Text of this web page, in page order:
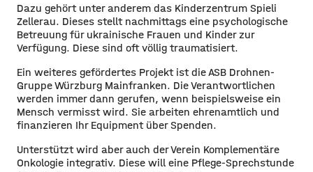
Dazu gehört unter anderem das Kinderzentrum Spieli
Zellerau. Dieses stellt nachmittags eine psychologische
Betreuung für ukrainische Frauen und Kinder zur
Verfügung. Diese sind oft völlig traumatisiert.
Ein weiteres gefördertes Projekt ist die ASB Drohnen-
Gruppe Würzburg Mainfranken. Die Verantwortlichen
werden immer dann gerufen, wenn beispielsweise ein
Mensch vermisst wird. Sie arbeiten ehrenamtlich und
finanzieren Ihr Equipment über Spenden.
Unterstützt wird aber auch der Verein Komplementäre
Onkologie integrativ. Diese will eine Pflege-Sprechstunde